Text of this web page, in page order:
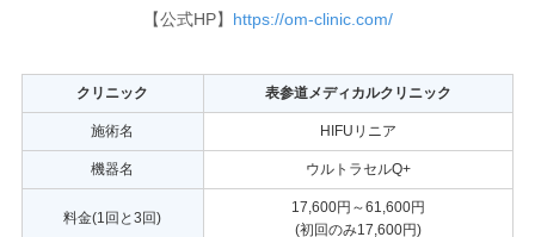
【公式HP】 https://om-clinic.com/
クリニック 表参道メディカルクリニック
施術名 HIFUリニア
機器名 ウルトラセルQ+
料金(1回と3回)
17,600円～61,600円
(初回のみ17,600円)